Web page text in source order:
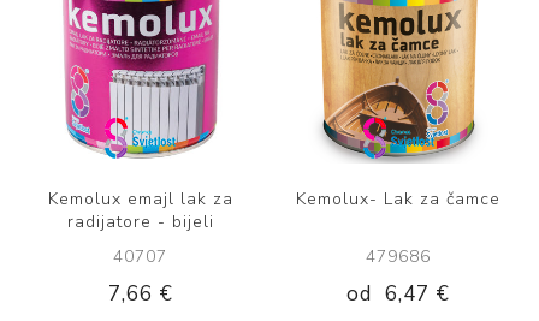
Kemolux emajl lak za
radijatore - bijeli
40707
7,66 €
Kemolux- Lak za čamce
479686
od 6,47 €